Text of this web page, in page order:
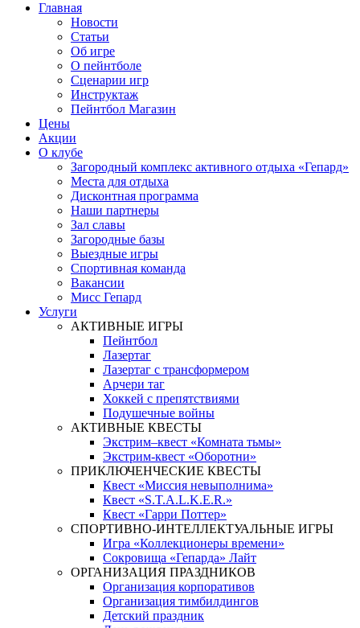
Главная
Новости
Статьи
Об игре
О пейнтболе
Сценарии игр
Инструктаж
Пейнтбол Магазин
Цены
Акции
О клубе
Загородный комплекс активного отдыха «Гепард»
Места для отдыха
Дисконтная программа
Наши партнеры
Зал славы
Загородные базы
Выездные игры
Спортивная команда
Вакансии
Мисс Гепард
Услуги
АКТИВНЫЕ ИГРЫ
Пейнтбол
Лазертаг
Лазертаг с трансформером
Арчери таг
Хоккей с препятствиями
Подушечные войны
АКТИВНЫЕ КВЕСТЫ
Экстрим–квест «Комната тьмы»
Экстрим-квест «Оборотни»
ПРИКЛЮЧЕНЧЕСКИЕ КВЕСТЫ
Квест «Миссия невыполнима»
Квест «S.T.A.L.K.E.R.»
Квест «Гарри Поттер»
СПОРТИВНО-ИНТЕЛЛЕКТУАЛЬНЫЕ ИГРЫ
Игра «Коллекционеры времени»
Сокровища «Гепарда» Лайт
ОРГАНИЗАЦИЯ ПРАЗДНИКОВ
Организация корпоративов
Организация тимбилдингов
Детский праздник